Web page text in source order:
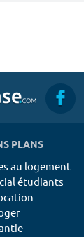
PLANS
au logement
étudiants